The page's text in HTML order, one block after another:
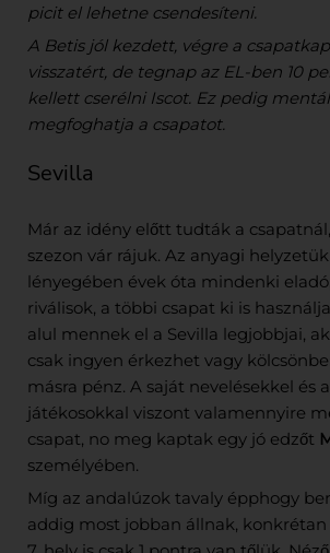
picit el lehetne csendesíteni.
A Betis jól kezdett, végre a
visszatért, de tegnap az EL-ben 10
kellett cserélni Iscot. Ez pedig
megfoghatja a csapatot.
Sevilla
Már az idény előtt tudták a
szezon vár rájuk. Az anyagi
lényegében évek óta mindenki
riválisok, a többi csapat ki is
alul mennek el a Sevilla legjobbjai,
csak ingyen érkezhet vagy
másra pénz. A saját nevelésekkel és
játékosokkal viszont valamennyire
csapat, no meg kaptak egy jó edzőt
személyében.
Míg az andalúzok tavaly épphogy
addig most jobban állnak, konkrétan